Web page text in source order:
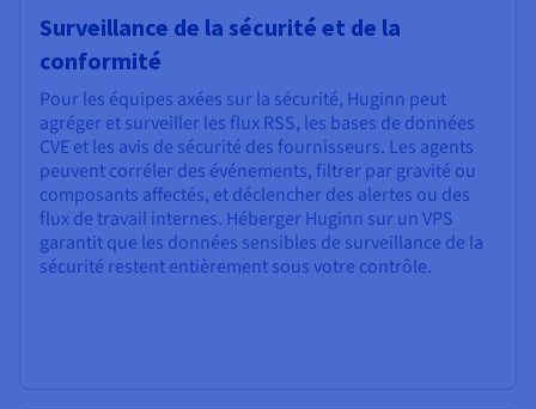
Surveillance de la sécurité et de la
conformité
Pour les équipes axées sur la sécurité, Huginn peut
agréger et surveiller les flux RSS, les bases de données
CVE et les avis de sécurité des fournisseurs. Les agents
peuvent corréler des événements, filtrer par gravité ou
composants affectés, et déclencher des alertes ou des
flux de travail internes. Héberger Huginn sur un VPS
garantit que les données sensibles de surveillance de la
sécurité restent entièrement sous votre contrôle.